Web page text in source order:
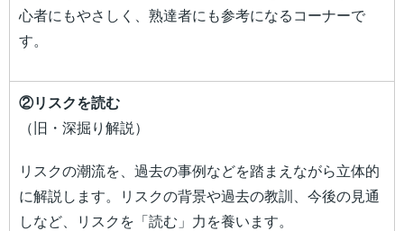
心者にもやさしく、熟達者にも参考になるコーナーで
す。
②リスクを読む
（旧・深掘り解説）
リスクの潮流を、過去の事例などを踏まえながら立体的
に解説します。リスクの背景や過去の教訓、今後の見通
しなど、リスクを「読む」力を養います。